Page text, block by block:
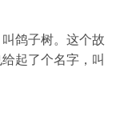
鸽子树。这个故
起了个名字，叫